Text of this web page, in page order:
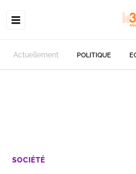
Actuellement POLITIQUE
SOCIÉTÉ